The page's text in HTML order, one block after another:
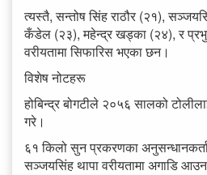
त्यस्तै, सन्तोष सिंह राठौर (२१),
कँडेल (२३), महेन्द्र खड्का (२४), र
वरीयतामा सिफारिस भएका छन।
विशेष नोटहरू
होबिन्द्र बोगटीले २०५६ सालको
गरे।
६१ किलो सुन प्रकरणका
सञ्जयसिंह थापा वरीयतामा अगाडि